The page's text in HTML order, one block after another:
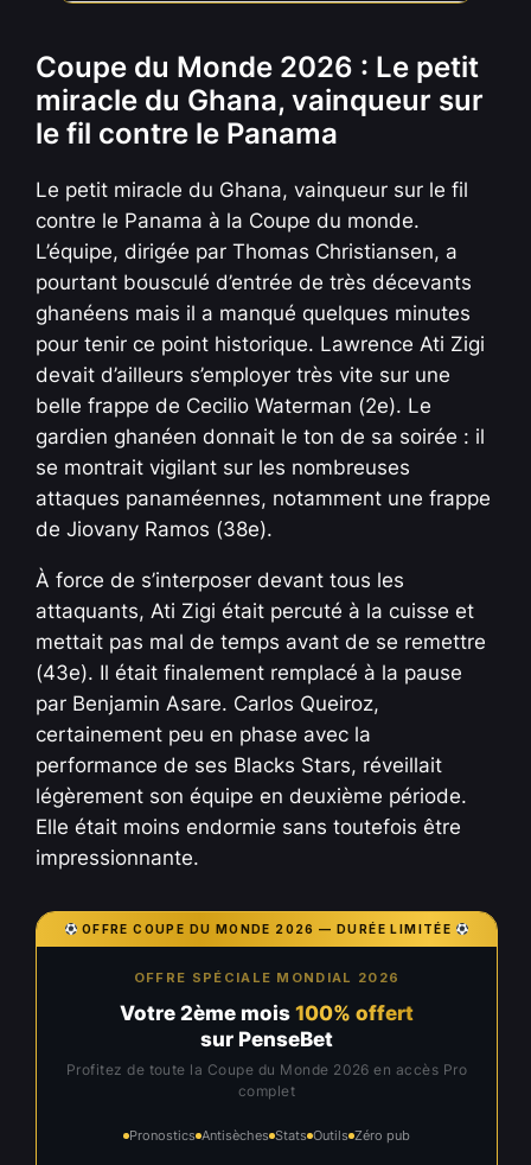
Coupe du Monde 2026 : Le petit
miracle du Ghana, vainqueur sur
le fil contre le Panama
Le petit miracle du Ghana, vainqueur sur le fil
contre le Panama à la Coupe du monde.
L’équipe, dirigée par Thomas Christiansen, a
pourtant bousculé d’entrée de très décevants
ghanéens mais il a manqué quelques minutes
pour tenir ce point historique. Lawrence Ati Zigi
devait d’ailleurs s’employer très vite sur une
belle frappe de Cecilio Waterman (2e). Le
gardien ghanéen donnait le ton de sa soirée : il
se montrait vigilant sur les nombreuses
attaques panaméennes, notamment une frappe
de Jiovany Ramos (38e).
À force de s’interposer devant tous les
attaquants, Ati Zigi était percuté à la cuisse et
mettait pas mal de temps avant de se remettre
(43e). Il était finalement remplacé à la pause
par Benjamin Asare. Carlos Queiroz,
certainement peu en phase avec la
performance de ses Blacks Stars, réveillait
légèrement son équipe en deuxième période.
Elle était moins endormie sans toutefois être
impressionnante.
OFFRE COUPE DU MONDE 2026 — DURÉE LIMITÉE
OFFRE SPÉCIALE MONDIAL 2026
Votre 2ème mois 100% offert
sur PenseBet
Profitez de toute la Coupe du Monde 2026 en accès Pro
complet
Pronostics Antisèches Stats Outils Zéro pub